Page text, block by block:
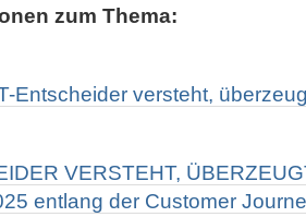
zum Thema:
Entscheider versteht,
VERSTEHT,
entlang der Customer